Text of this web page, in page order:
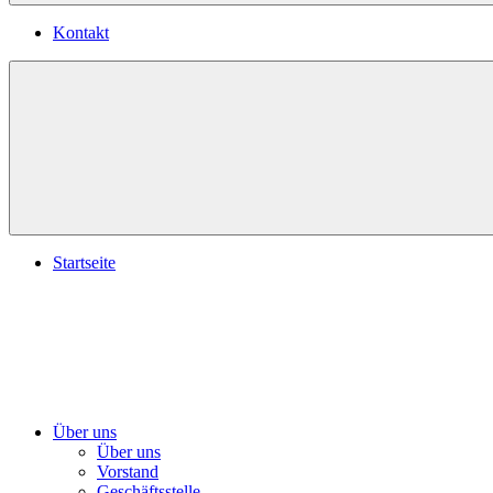
Kontakt
Startseite
Über uns
Über uns
Vorstand